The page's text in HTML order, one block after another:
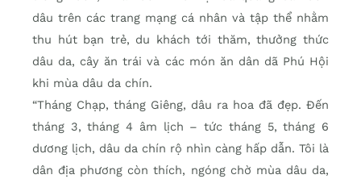
dâu trên các trang mạng cá nhân và tập thể nhằm
thu hút bạn trẻ, du khách tới thăm, thưởng thức
dâu da, cây ăn trái và các món ăn dân dã Phú Hội
khi mùa dâu da chín.
“Tháng Chạp, tháng Giêng, dâu ra hoa đã đẹp. Đến
tháng 3, tháng 4 âm lịch – tức tháng 5, tháng 6
dương lịch, dâu da chín rộ nhìn càng hấp dẫn. Tôi là
dân địa phương còn thích, ngóng chờ mùa dâu da,